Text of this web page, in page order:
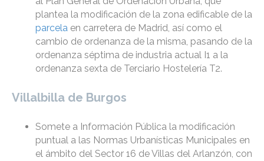
plantea la modificación de la zona edificable de la
parcela en carretera de Madrid, así como el
cambio de ordenanza de la misma, pasando de la
ordenanza séptima de industria actual I1 a la
ordenanza sexta de Terciario Hostelería T2.
Villalbilla de Burgos
Somete a Información Pública la modificación
puntual a las Normas Urbanísticas Municipales en
el ámbito del Sector 16 de Villas del Arlanzón, con